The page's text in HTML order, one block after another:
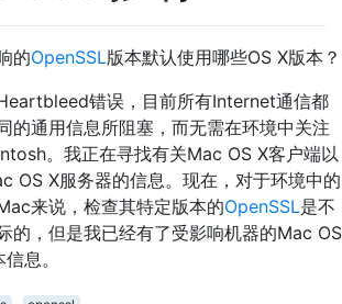
的OpenSSL版本默认使用哪些OS X版本？
错误，目前所有Internet通信都
的通用信息所阻塞，而无需在环境中关注
。我正在寻找有关Mac OS X客户端以
OS X服务器的信息。现在，对于环境中的
来说，检查其特定版本的OpenSSL是不
的，但是我已经有了受影响机器的Mac OS
息。